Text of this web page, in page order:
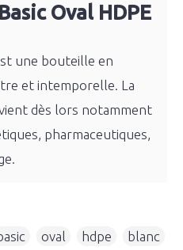
Oval HDPE
une bouteille en
et intemporelle. La
dès lors notamment
pharmaceutiques,
oval hdpe blanc